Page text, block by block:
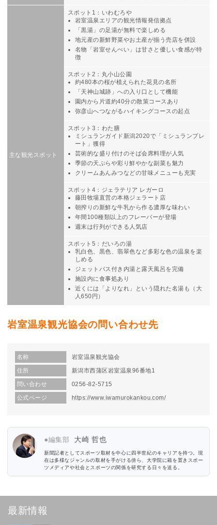
主な観光スポット
スポット1：いわむろや
岩室温泉エリアの観光情報発信拠点
「黒湯」の足湯が無料で楽しめる
地元産の新鮮野菜やお土産が揃う売店を併設
名物「岩室せんべい」は甘さと優しい食感が特
徴
スポット2：丸小山公園
約480本の桜が植えられた花見の名所
「 天神山城跡 」への入り口として機能
園内から片道約40分の散策コースあり
弥彦山へつながるハイキングコースの起点
スポット3：わた膳
ミシュランガイド新潟2020で「ミシュランプレ
ート」獲得
芸術的な盛り付けのそば会席料理が人気
季節の天ぷらや彩り鮮やかな副菜も魅力
クリームあんみつなどの甘味メニューも充実
スポット4：ジェラテリア レガーロ
藤田牧場直営の本格ジェラート店
朝搾りの新鮮な牛乳から作る濃厚な味わい
年間100種類以上のフレーバーが登場
週末は行列ができる人気店
スポット5：だいろの湯
乳白色、黒色、翡翠色など多彩な色の温泉を楽
しめる
ジェットバス付き内湯と露天風呂を完備
施設内に食事処あり
近くには「よりなれ」という隠れた名湯も（大
人650円）
岩室温泉観光協会の問い合わせ先
名称
岩室温泉観光協会
住所
新潟市西蒲区岩室温泉96番地1
問い合わせ
0256-82-5715
公式ページ
https://www.iwamurokankou.com/
●編集部 大崎 哲也
新聞記者としてスポーツ取材を中心に四半世紀のキャリアを持つ。現
在は多様なジャンルの取材を手がける傍ら、大学院に籍を置きスポー
ツメディアや社会とスポーツの関係を研究する日々を送る。
最新情報